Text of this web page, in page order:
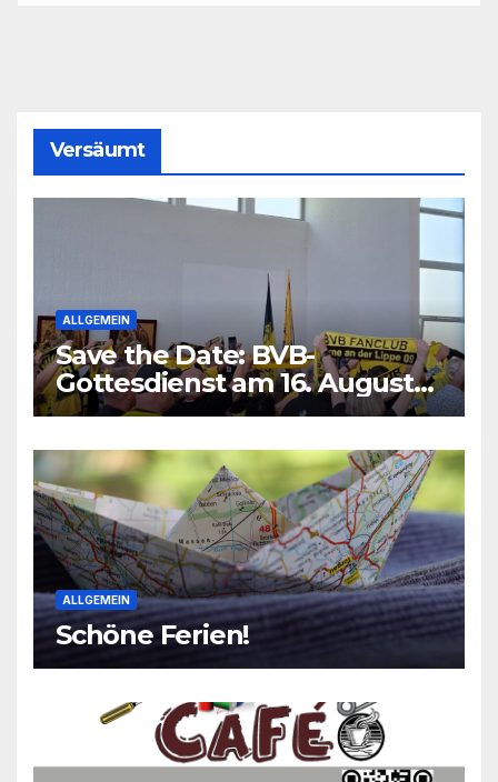
Versäumt
ALLGEMEIN
Save the Date: BVB-
Gottesdienst am 16. August
2026
ALLGEMEIN
Schöne Ferien!